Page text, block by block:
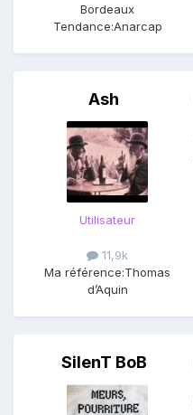
Bordeaux
Tendance:Anarcap
Ash
Utilisateur
11,9k
Ma référence:Thomas
d’Aquin
SilenT BoB